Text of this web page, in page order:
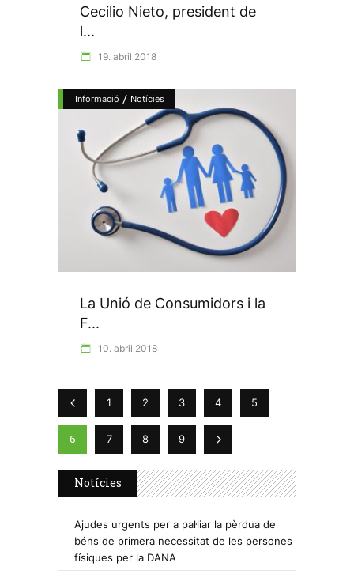
Cecilio Nieto, president de
l...
19. abril 2018
Informació / Notícies
La Unió de Consumidors i la
F...
10. abril 2018
1 2 3 4 5
6 7 8 9
Notícies
Ajudes urgents per a pal·liar la pèrdua de
béns de primera necessitat de les persones
físiques per la DANA